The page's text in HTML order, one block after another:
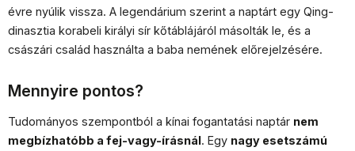
évre nyúlik vissza. A legendárium szerint a naptárt egy Qing-
dinasztia korabeli királyi sír kőtáblájáról másolták le, és a
császári család használta a baba nemének előrejelzésére.
Mennyire pontos?
Tudományos szempontból a kínai fogantatási naptár nem
megbízhatóbb a fej-vagy-írásnál. Egy nagy esetszámú